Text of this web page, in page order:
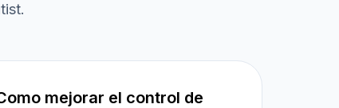
mejorar el control de